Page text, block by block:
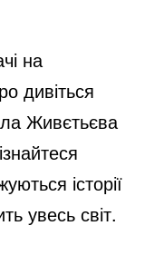
на
дивіться
Живєтьєва
історії
увесь світ.